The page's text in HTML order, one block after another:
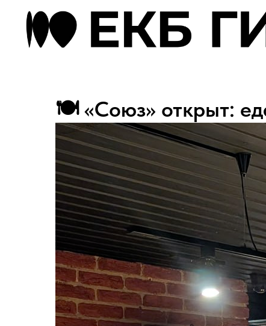
🍽 «Союз» открыт: